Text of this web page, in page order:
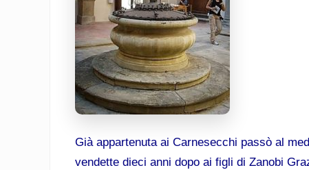
Già appartenuta ai Carnesecchi passò al
vendette dieci anni dopo ai figli di Zanobi